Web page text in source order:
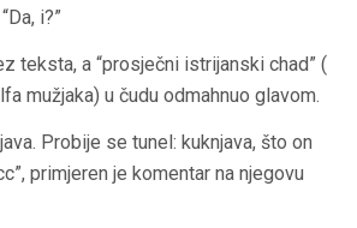
i?”
teksta, a “prosječni istrijanski chad” (
mužjaka) u čudu odmahnuo glavom.
Probije se tunel: kuknjava, što on
primjeren je komentar na njegovu